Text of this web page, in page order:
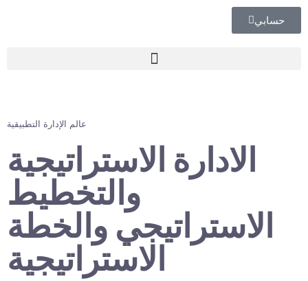
حسابي
عالم الإدارة التطبيقية
الادارة الاستراتيجية
والتخطيط
الاستراتيجي والخطة
الاستراتيجية